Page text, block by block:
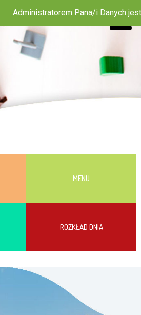
Administratorem Pana/i Danych
MENU
ROZKŁAD DNIA